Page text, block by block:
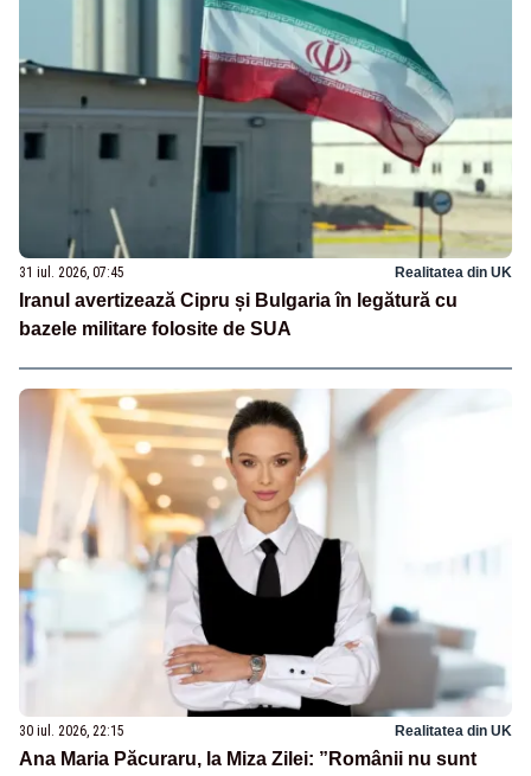
31 iul. 2026, 07:45 Realitatea din UK
Iranul avertizează Cipru și Bulgaria în legătură cu
bazele militare folosite de SUA
30 iul. 2026, 22:15 Realitatea din UK
Ana Maria Păcuraru, la Miza Zilei: ”Românii nu sunt